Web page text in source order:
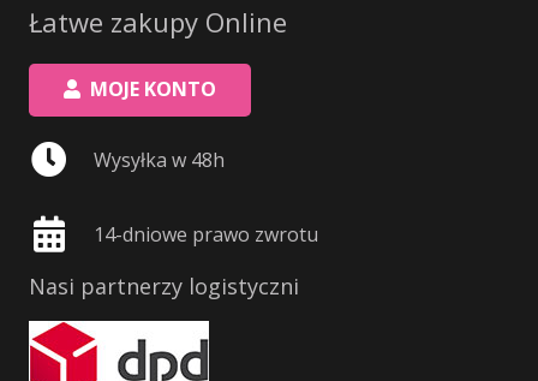
Łatwe zakupy Online
MOJE KONTO
Wysyłka w 48h
14-dniowe prawo zwrotu
Nasi partnerzy logistyczni